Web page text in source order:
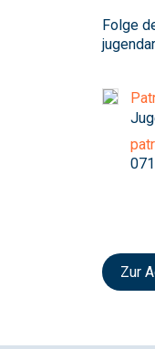
Folge
Zur